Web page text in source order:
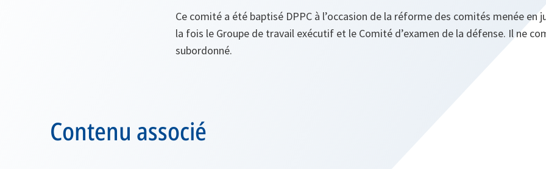
Ce comité a été baptisé DPPC à l’occasion de la réforme des comités menée en
la fois le Groupe de travail exécutif et le Comité d’examen de la défense. Il ne
subordonné.
Contenu associé